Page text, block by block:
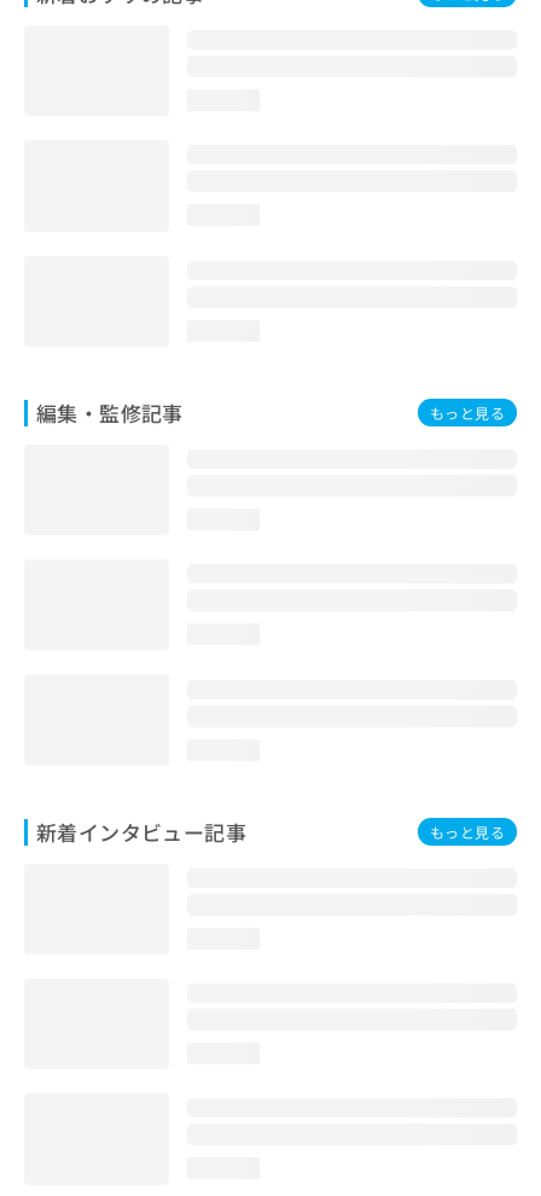
編集・監修記事 もっと見る
新着インタビュー記事 もっと見る